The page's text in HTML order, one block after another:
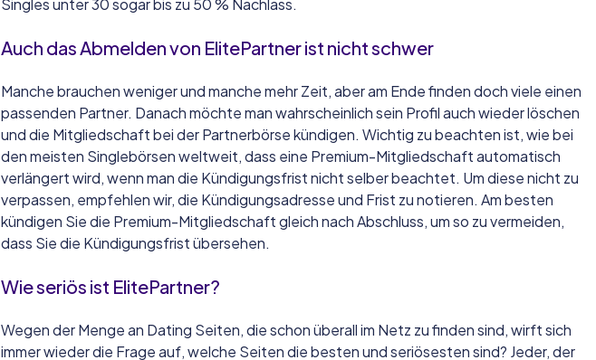
Auch das Abmelden von ElitePartner ist nicht schwer
Manche brauchen weniger und manche mehr Zeit, aber am Ende finden doch viele einen
passenden Partner. Danach möchte man wahrscheinlich sein Profil auch wieder löschen
und die Mitgliedschaft bei der Partnerbörse kündigen. Wichtig zu beachten ist, wie bei
den meisten Singlebörsen weltweit, dass eine Premium-Mitgliedschaft automatisch
verlängert wird, wenn man die Kündigungsfrist nicht selber beachtet. Um diese nicht zu
verpassen, empfehlen wir, die Kündigungsadresse und Frist zu notieren. Am besten
kündigen Sie die Premium-Mitgliedschaft gleich nach Abschluss, um so zu vermeiden,
dass Sie die Kündigungsfrist übersehen.
Wie seriös ist ElitePartner?
Wegen der Menge an Dating Seiten, die schon überall im Netz zu finden sind, wirft sich
immer wieder die Frage auf, welche Seiten die besten und seriösesten sind? Jeder, der